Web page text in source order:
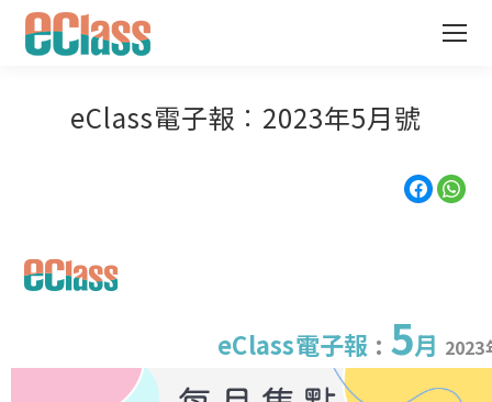
eClass電子報︰2023年5月號
eClass電子報 : 5月 2023